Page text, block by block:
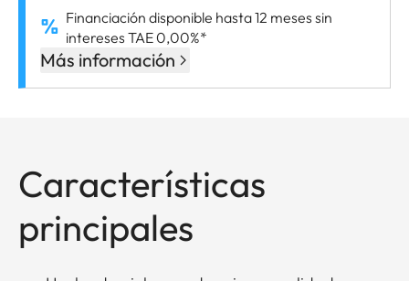
Financiación disponible hasta 12 meses sin
intereses TAE 0,00%*
Más información
Características
principales